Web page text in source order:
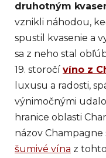
druhotným
vznikli náhodou,
spustil kvasenie a
sa z neho stal
19. storočí víno z
luxusu a radosti,
výnimočnými
hranice oblasti
názov
šumivé vína z